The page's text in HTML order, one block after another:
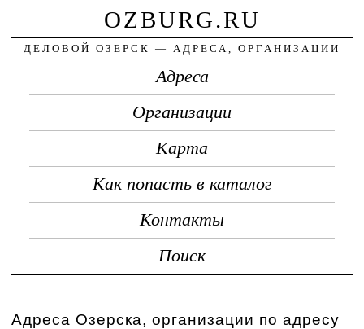
OZBURG.RU
ДЕЛОВОЙ ОЗЕРСК — АДРЕСА, ОРГАНИЗАЦИИ
Адреса
Организации
Карта
Как попасть в каталог
Контакты
Поиск
Адреса Озерска, организации по адресу